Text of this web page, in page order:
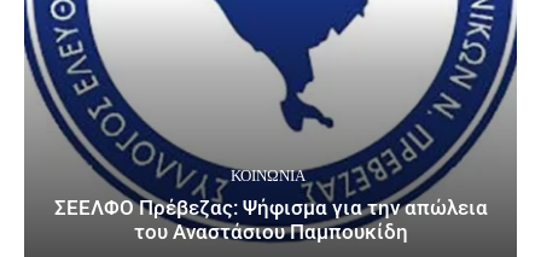
ΚΟΙΝΩΝΙΑ
ΣΕΕΛΦΟ Πρέβεζας: Ψήφισμα για την απώλεια
του Αναστάσιου Παμπουκίδη